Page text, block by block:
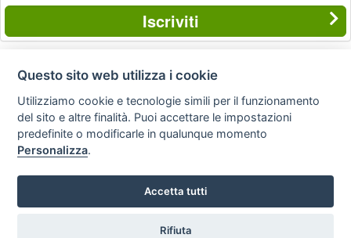
Iscriviti
Privacy
policy
Avviso
legale
Preferenze cookie
Copyright © 2008
SVILUPPO TURISMO ITALIA S.r.L. unipersonale
P.IVA: 01665350433 - R.E.A. FM-195884 Via A. Costa, 2
63822 Porto San Giorgio (FM)
Questo sito web utilizza i cookie
Utilizziamo cookie e tecnologie simili per il funzionamento
del sito e altre finalità. Puoi accettare le impostazioni
predefinite o modificarle in qualunque momento
Personalizza.
Accetta tutti
Rifiuta